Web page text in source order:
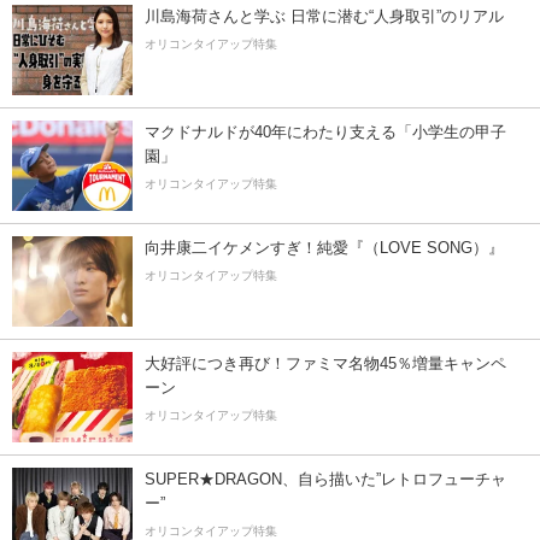
川島海荷さんと学ぶ 日常に潜む“人身取引”のリアル
オリコンタイアップ特集
マクドナルドが40年にわたり支える「小学生の甲子
園」
オリコンタイアップ特集
向井康二イケメンすぎ！純愛『（LOVE SONG）』
オリコンタイアップ特集
大好評につき再び！ファミマ名物45％増量キャンペ
ーン
オリコンタイアップ特集
SUPER★DRAGON、自ら描いた”レトロフューチャ
ー”
オリコンタイアップ特集